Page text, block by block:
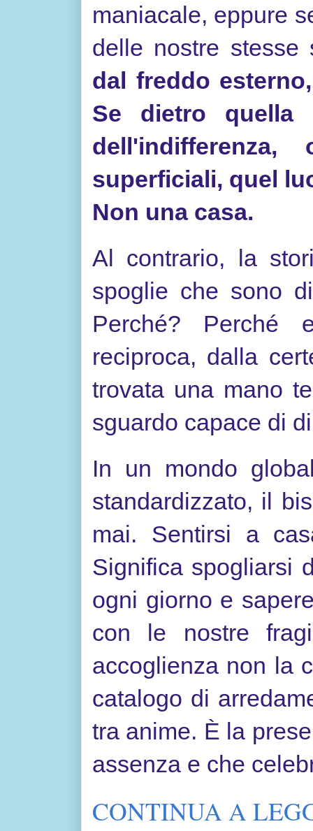
maniacale, eppure
delle nostre
dal freddo
Se dietro
superficiali, quel
Non una casa.
Al contrario, la
spoglie che sono
Perché? Perché
reciproca, dalla
trovata una mano
sguardo capace di
In un mondo
standardizzato, il
mai. Sentirsi a
Significa spogliarsi
ogni giorno e
con le nostre
accoglienza non la
catalogo di
tra anime. È la
assenza e che
CONTINUA A